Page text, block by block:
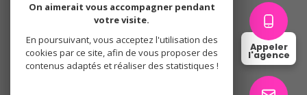
Appeler
l'agence
Cookies
On aimerait vous accompagner pendant
votre visite.
En poursuivant, vous acceptez l'utilisation des
cookies par ce site, afin de vous proposer des
contenus adaptés et réaliser des statistiques !